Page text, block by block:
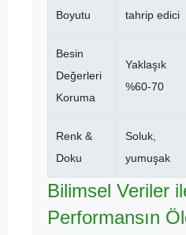
Boyutu
tahrip edici
Besin
Değerleri
Koruma
Yaklaşık
%60-70
Renk &
Doku
Soluk,
yumuşak
Bilimsel Veriler
Performansın